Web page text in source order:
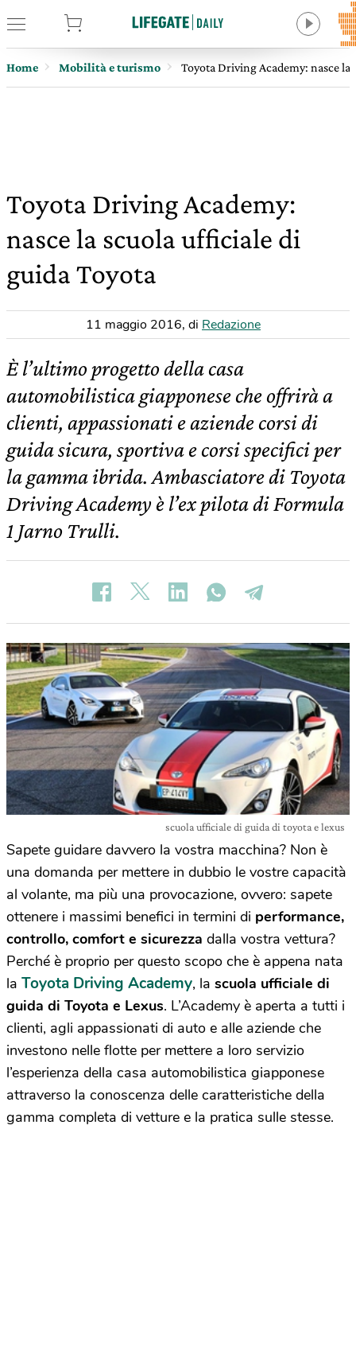
Home Mobilità e turismo Toyota Driving Academy: nasce
Toyota Driving Academy:
nasce la scuola ufficiale di
guida Toyota
11 maggio 2016, di Redazione
È l’ultimo progetto della casa
automobilistica giapponese che offrirà a
clienti, appassionati e aziende corsi di
guida sicura, sportiva e corsi specifici per
la gamma ibrida. Ambasciatore di Toyota
Driving Academy è l’ex pilota di Formula
1 Jarno Trulli.
scuola ufficiale di guida di toyota e lexus
Sapete guidare davvero la vostra macchina? Non è
una domanda per mettere in dubbio le vostre capacità
al volante, ma più una provocazione, ovvero: sapete
ottenere i massimi benefici in termini di performance,
controllo, comfort e sicurezza dalla vostra vettura?
Perché è proprio per questo scopo che è appena nata
la Toyota Driving Academy, la scuola ufficiale di
guida di Toyota e Lexus. L’Academy è aperta a tutti i
clienti, agli appassionati di auto e alle aziende che
investono nelle flotte per mettere a loro servizio
l’esperienza della casa automobilistica giapponese
attraverso la conoscenza delle caratteristiche della
gamma completa di vetture e la pratica sulle stesse.